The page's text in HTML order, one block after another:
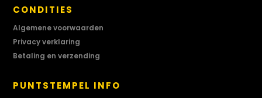
CONDITIES
Algemene voorwaarden
Privacy verklaring
Betaling en verzending
PUNTSTEMPEL INFO